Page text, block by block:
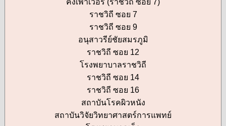
คิงเพาเวอร์ (ราชวิถี ซอย 7)
ราชวิถี ซอย 7
ราชวิถี ซอย 9
อนุสาวรีย์ชัยสมรภูมิ
ราชวิถี ซอย 12
โรงพยาบาลราชวิถี
ราชวิถี ซอย 14
ราชวิถี ซอย 16
สถาบันโรคผิวหนัง
สถาบันวิจัยวิทยาศาสตร์การแพทย์